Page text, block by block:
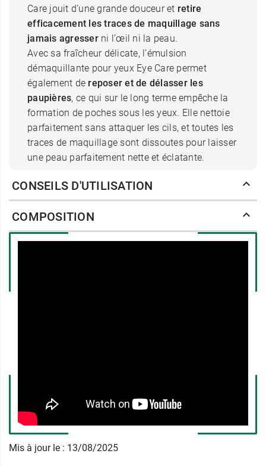
Care jouit d’une grande douceur et retire
efficacement les traces de maquillage sans
jamais agresser ni l’œil ni la peau.
Avec sa fraîcheur délicate, l’émulsion
démaquillante pour yeux Eye Care permet
également de reposer et de délasser les
paupières, ce qui sur le long terme empêche la
formation de poches sous les yeux. Elle nettoie
parfaitement sans attaquer les cils, et toutes les
traces de maquillage sont dissoutes pour laisser
une peau parfaitement nette et éclatante.
Quelle est la spécificité de
yeux de Eye Care ?
actifs qui sont tous non ioniques, qui sont
équivalents au pH des larmes, à savoir 7,3. Elle
est aussi isotonique aux larmes, c’est-à-dire
qu’elle a la même pression osmotique que ces
CONSEILS D'UTILISATION
COMPOSITION
Mis à jour le : 13/08/2025